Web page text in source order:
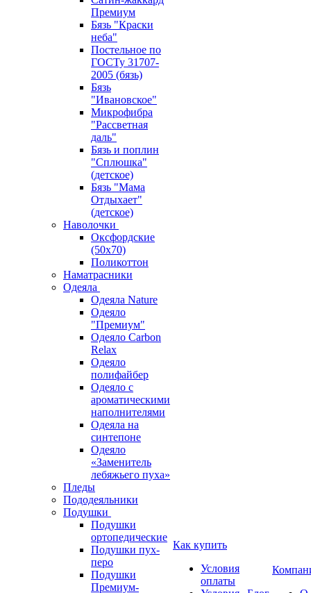
Премиум
Бязь "Краски
неба"
Постельное по
ГОСТу 31707-
2005 (бязь)
Бязь
"Ивановское"
Микрофибра
"Рассветная
даль"
Бязь и поплин
"Сплюшка"
(детское)
Бязь "Мама
Отдыхает"
(детское)
Наволочки
Оксфордские
(50х70)
Поликоттон
Наматрасники
Одеяла
Одеяла Nature
Одеяло
"Премиум"
Одеяло Carbon
Relax
Одеяло
полифайбер
Одеяло с
ароматическими
наполнителями
Одеяла на
синтепоне
Одеяло
«Заменитель
лебяжьего пуха»
Пледы
Пододеяльники
Подушки
Подушки
ортопедические
Подушки пух-
перо
Подушки
Премиум-
Как купить
Условия
оплаты